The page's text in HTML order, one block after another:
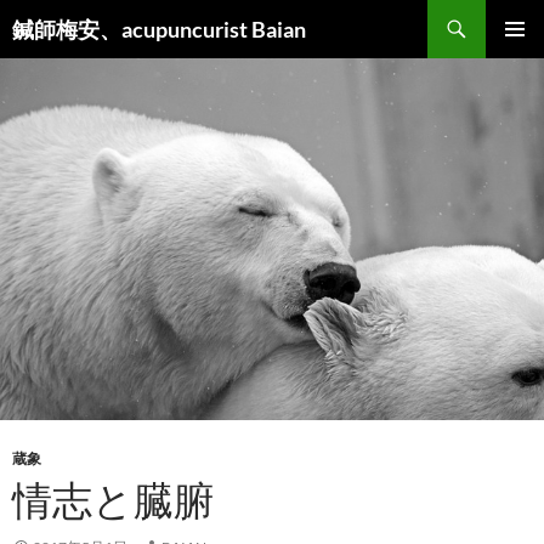
鍼師梅安、acupuncurist Baian
索
ン
へ
ス
キ
ッ
プ
蔵象
情志と臓腑